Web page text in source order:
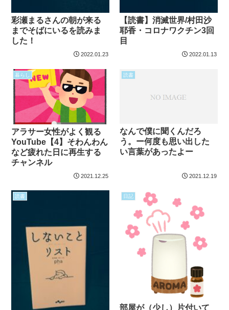
彩瀬まるさんの朝が来る
までそばにいるを読みま
した！
2022.01.23
【読書】消滅世界/村田沙
耶香・コロナワクチン3回
目
2022.01.13
暮らし
アラサー女性がよく観る
YouTube【4】そわんわん
など疲れた日に再生する
チャンネル
2021.12.25
読書
なんで僕に聞くんだろ
う。ー何度も思い出した
い言葉があったよー
2021.12.19
読書 日記
部屋が（少し）片付いて